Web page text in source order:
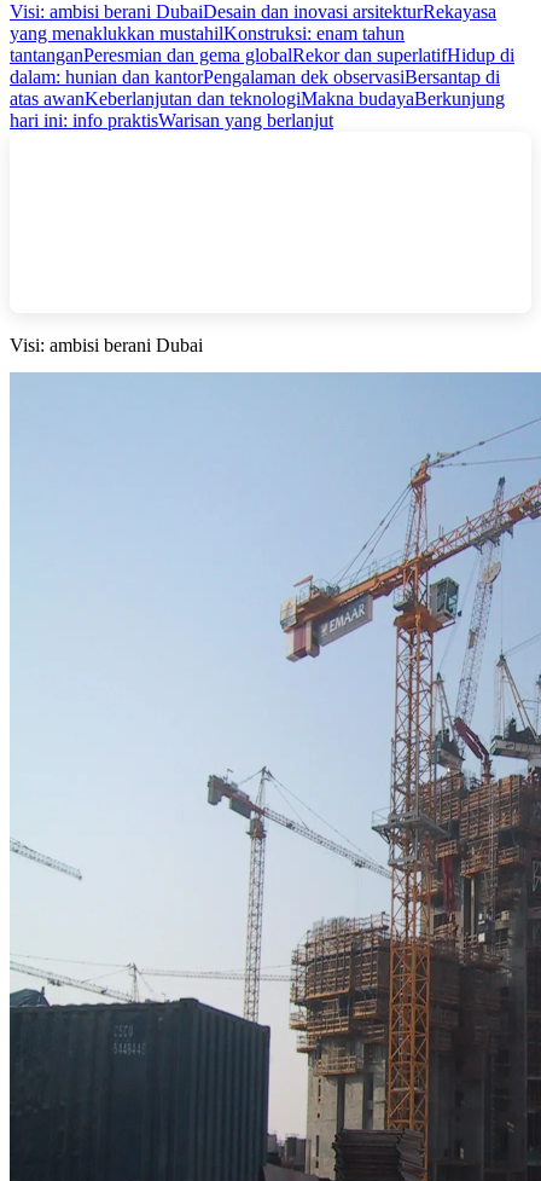
Visi: ambisi berani DubaiDesain dan inovasi arsitekturRekayasa
yang menaklukkan mustahilKonstruksi: enam tahun
tantanganPeresmian dan gema globalRekor dan superlatifHidup di
dalam: hunian dan kantorPengalaman dek observasiBersantap di
atas awanKeberlanjutan dan teknologiMakna budayaBerkunjung
hari ini: info praktisWarisan yang berlanjut
Visi: ambisi berani Dubai